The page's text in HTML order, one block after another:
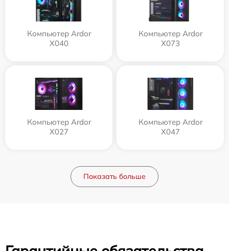
Компьютер Ardor
X040
Компьютер Ardor
X073
Компьютер Ardor
X027
Компьютер Ardor
X047
Показать больше